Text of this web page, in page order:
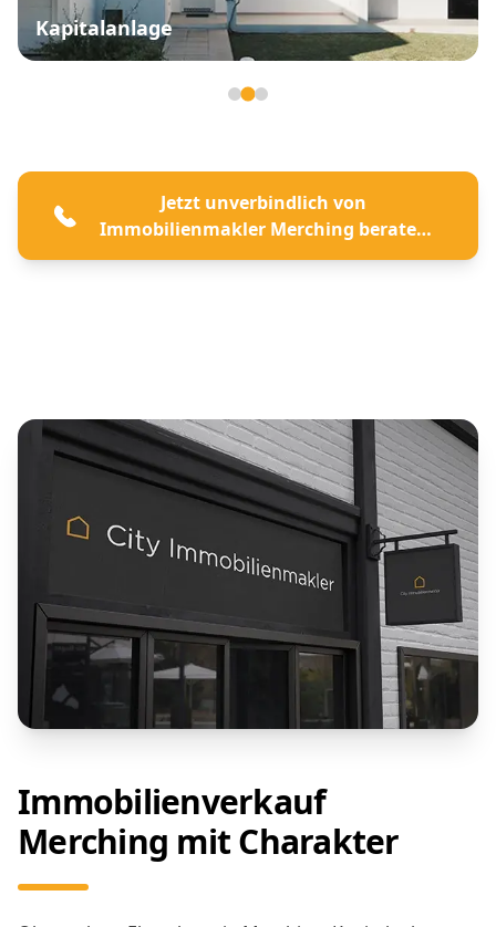
Kapitalanlage
Jetzt unverbindlich von
Immobilienmakler Merching beraten
lassen
Immobilienverkauf
Merching mit Charakter